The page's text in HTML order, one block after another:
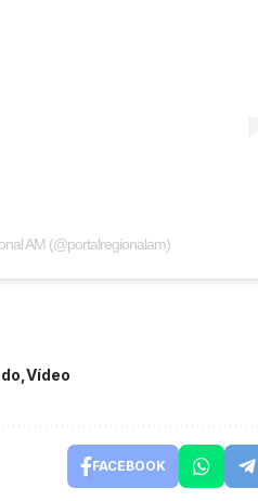
AM (@portalregionalam)
Vídeo
FACEBOOK